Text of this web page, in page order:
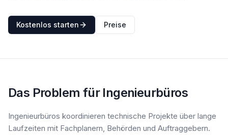
Kostenlos starten Preise
Das Problem für Ingenieurbüros
Ingenieurbüros koordinieren technische Projekte über lange
Laufzeiten mit Fachplanern, Behörden und Auftraggebern.